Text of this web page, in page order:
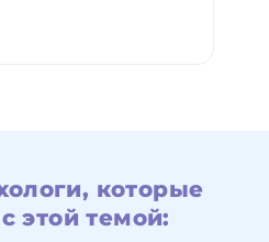
которые
этой темой: